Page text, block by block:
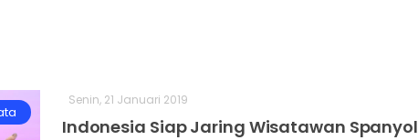
Senin, 21 Januari 2019
Indonesia Siap Jaring Wisatawan Spanyol